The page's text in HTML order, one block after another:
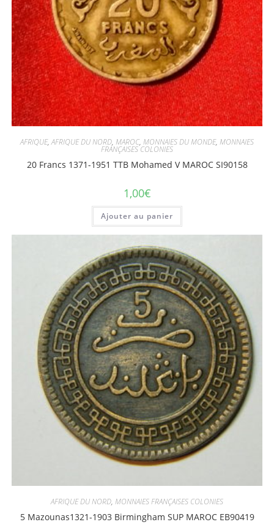
AFRIQUE,AFRIQUE DU NORD, MAROC, MONNAIES DU MONDE, MONNAIES
FRANÇAISES COLONIES
20 Francs 1371-1951 TTB Mohamed V MAROC SI90158
1,00€
Ajouter au panier
AFRIQUE DU NORD, MONNAIES FRANÇAISES COLONIES
5 Mazounas1321-1903 Birmingham SUP MAROC EB90419